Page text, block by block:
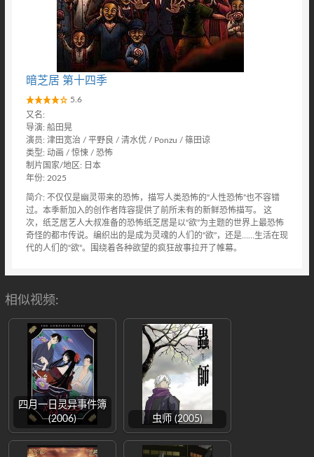
暗芝居 第十四季
5.6
又名:
导演: 船田晃
演员: 津田宽治 / 平野良 / 清水优 / Ponzu / 篠田谅
类型: 动画 / 惊悚 / 恐怖
制片国家/地区: 日本
年份: 2025
简介: 不仅仅是幽灵带来的恐怖，描写人类恐怖的“人性恐怖”也不容错
过。本季新加入的创作者阵容提供了前所未有的新鲜恐怖描写。 这
次，纸芝居艺人大叔准备的恐怖纸芝居是以“欲”为主题的世界上最恐怖
奇怪的都市传说。编织出的是成为灵魂的人们的“欲”，还是……生活在现
代的人们的“欲”。围绕着各种欲望的疯狂故事拉开了帷幕。
相似视频:
四月一日灵异事件簿
(2006)
虫师 (2005)